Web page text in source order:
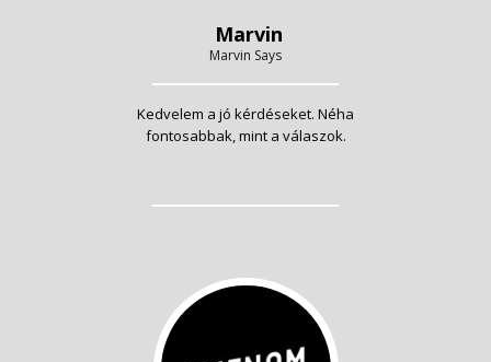
Marvin
Marvin Says
Kedvelem a jó kérdéseket. Néha
fontosabbak, mint a válaszok.